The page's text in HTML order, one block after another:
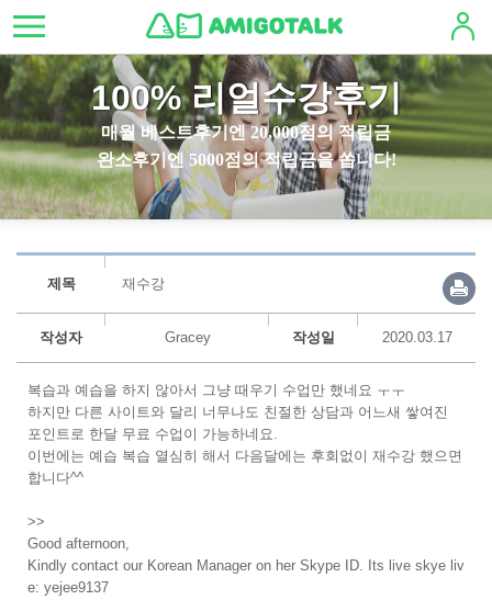
100% 리얼수강후기
매월 베스트후기엔 20,000점의 적립금
완소후기엔 5000점의 적립금을 쏩니다!
제목 재수강
작성자 Gracey 작성일 2020.03.17
복습과 예습을 하지 않아서 그냥 때우기 수업만 했네요 ㅜㅜ
하지만 다른 사이트와 달리 너무나도 친절한 상담과 어느새 쌓여진
포인트로 한달 무료 수업이 가능하네요.
이번에는 예습 복습 열심히 해서 다음달에는 후회없이 재수강 했으면
합니다^^
>>
Good afternoon,
Kindly contact our Korean Manager on her Skype ID. Its live skye liv
e: yejee9137